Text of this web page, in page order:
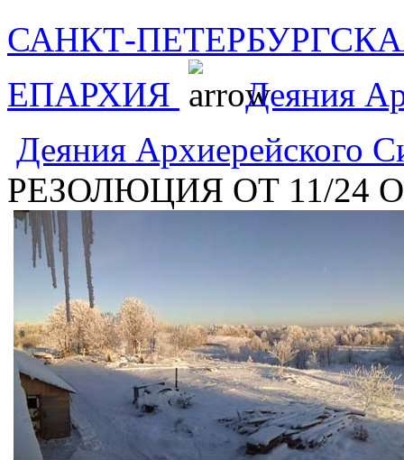
САНКТ-
ЕПАРХИЯ
Деяния
Деяния Архиерейского
РЕЗОЛЮЦИЯ ОТ 11/24